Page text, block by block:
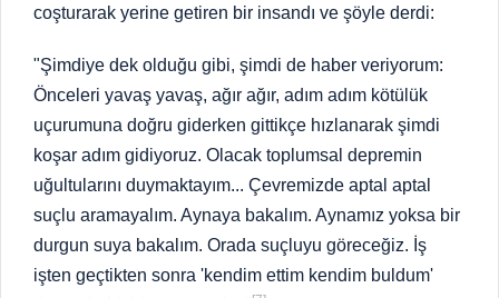
coşturarak yerine getiren bir insandı ve şöyle derdi:
"Şimdiye dek olduğu gibi, şimdi de haber veriyorum:
Önceleri yavaş yavaş, ağır ağır, adım adım kötülük
uçurumuna doğru giderken gittikçe hızlanarak şimdi
koşar adım gidiyoruz. Olacak toplumsal depremin
uğultularını duymaktayım... Çevremizde aptal aptal
suçlu aramayalım. Aynaya bakalım. Aynamız yoksa bir
durgun suya bakalım. Orada suçluyu göreceğiz. İş
işten geçtikten sonra 'kendim ettim kendim buldum'